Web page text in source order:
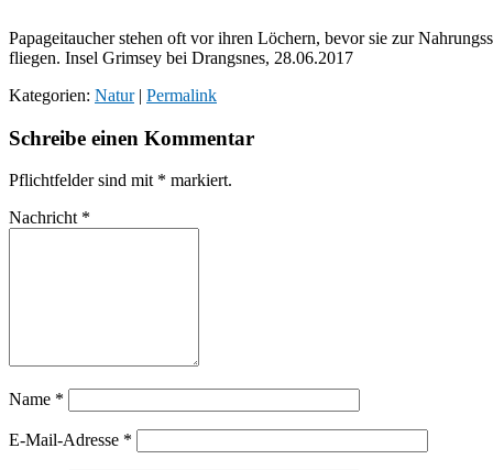
Papageitaucher stehen oft vor ihren Löchern, bevor sie zur
fliegen. Insel Grimsey bei Drangsnes, 28.06.2017
Kategorien: Natur| Permalink
Schreibe einen Kommentar
Pflichtfelder sind mit * markiert.
Nachricht *
Name *
E-Mail-Adresse *